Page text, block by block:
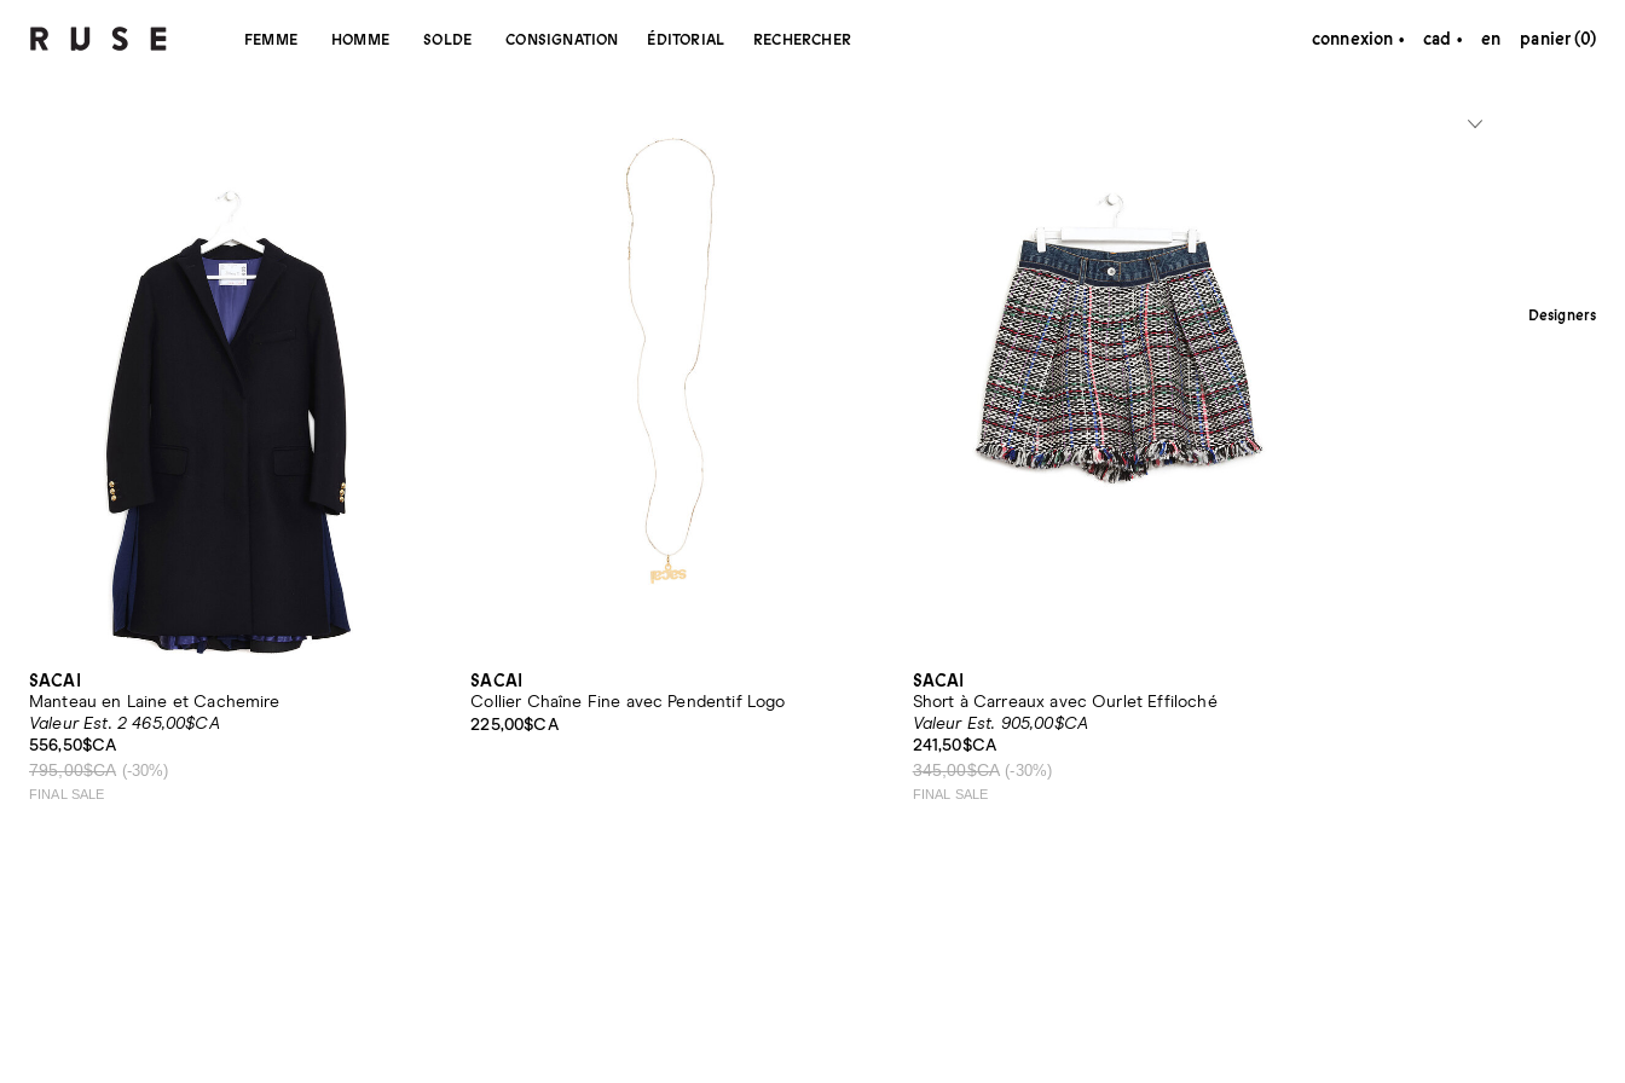
FEMME HOMME SOLDE CONSIGNATION ÉDITORIAL RECHERCHER connexion cad en panier (0)
Designers
SACAI
Manteau en Laine et Cachemire
Valeur Est. 2 465,00$CA
556,50$CA
795,00$CA (-30%)
FINAL SALE
SACAI
Collier Chaîne Fine avec Pendentif Logo
225,00$CA
SACAI
Short à Carreaux avec Ourlet Effiloché
Valeur Est. 905,00$CA
241,50$CA
345,00$CA (-30%)
FINAL SALE